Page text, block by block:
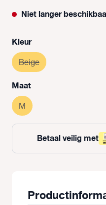
Niet langer
Selecteer
Kleur
Beige(Deze optie is
Selecteer
Maat
M(Deze optie is momenteel
Betaal veilig met